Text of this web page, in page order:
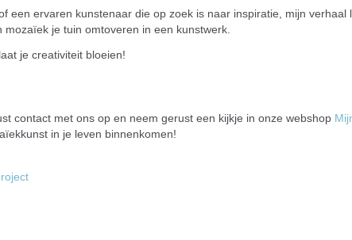
ervaren kunstenaar die op zoek is naar inspiratie, mijn verhaal
je tuin omtoveren in een kunstwerk.
je creativiteit bloeien!
contact met ons op en neem gerust een kijkje in onze webshop
in je leven binnenkomen!